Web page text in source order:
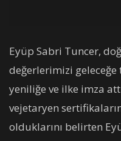
Eyüp Sabri Tuncer,
değerlerimizi
yeniliğe ve ilke imza
vejetaryen
olduklarını belirten